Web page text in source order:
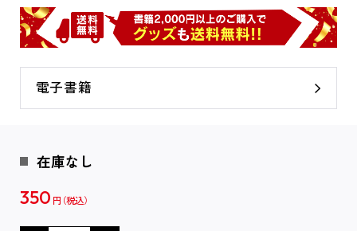
電子書籍
在庫なし
350 円